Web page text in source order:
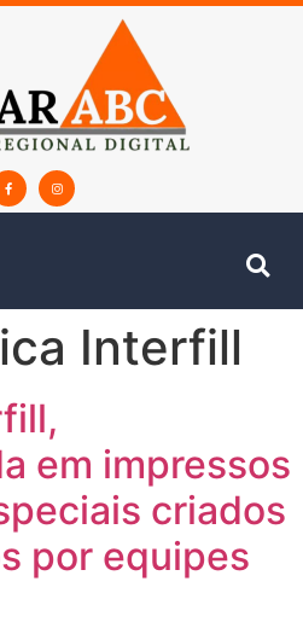
Interfill
em impressos
criados
por equipes